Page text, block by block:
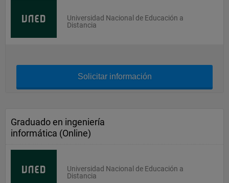
Universidad Nacional de Educación a
Distancia
Solicitar información
Graduado en ingeniería
informática (Online)
Universidad Nacional de Educación a
Distancia